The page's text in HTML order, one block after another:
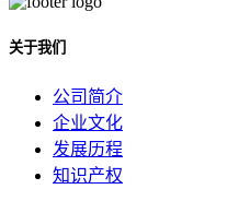
关于我们
公司简介
企业文化
发展历程
知识产权